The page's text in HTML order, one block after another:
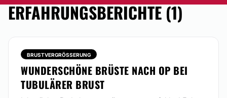
ERFAHRUNGSBERICHTE (1)
BRUSTVERGRÖSSERUNG
WUNDERSCHÖNE BRÜSTE NACH OP BEI
TUBULÄRER BRUST